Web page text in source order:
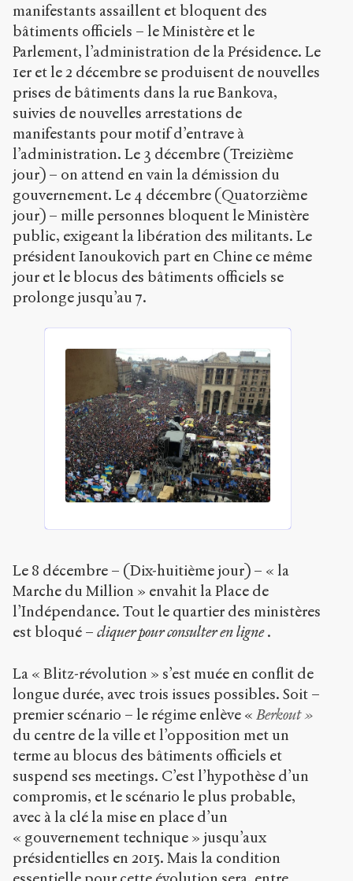
manifestants assaillent et bloquent des
bâtiments officiels – le Ministère et le
Parlement, l’administration de la Présidence. Le
1er et le 2 décembre se produisent de nouvelles
prises de bâtiments dans la rue Bankova,
suivies de nouvelles arrestations de
manifestants pour motif d’entrave à
l’administration. Le 3 décembre (Treizième
jour) – on attend en vain la démission du
gouvernement. Le 4 décembre (Quatorzième
jour) – mille personnes bloquent le Ministère
public, exigeant la libération des militants. Le
président Ianoukovich part en Chine ce même
jour et le blocus des bâtiments officiels se
prolonge jusqu’au 7.
Le 8 décembre – (Dix-huitième jour) – « la
Marche du Million » envahit la Place de
l’Indépendance. Tout le quartier des ministères
est bloqué – cliquer pour consulter en ligne .
La « Blitz-révolution » s’est muée en conflit de
longue durée, avec trois issues possibles. Soit –
premier scénario – le régime enlève « Berkout »
du centre de la ville et l’opposition met un
terme au blocus des bâtiments officiels et
suspend ses meetings. C’est l’hypothèse d’un
compromis, et le scénario le plus probable,
avec à la clé la mise en place d’un
« gouvernement technique » jusqu’aux
présidentielles en 2015. Mais la condition